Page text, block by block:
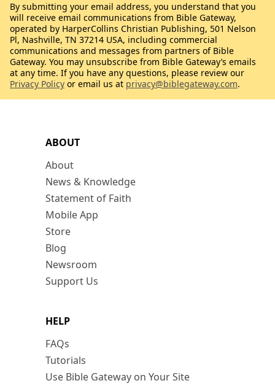
ABOUT
About
News & Knowledge
Statement of Faith
Mobile App
Store
Blog
Newsroom
Support Us
HELP
FAQs
Tutorials
Use Bible Gateway on Your Site
By submitting your email address, you understand that you
will receive email communications from Bible Gateway,
operated by HarperCollins Christian Publishing, 501 Nelson
Pl, Nashville, TN 37214 USA, including commercial
communications and messages from partners of Bible
Gateway. You may unsubscribe from Bible Gateway’s emails
at any time. If you have any questions, please review our
Privacy Policy or email us at privacy@biblegateway.com.